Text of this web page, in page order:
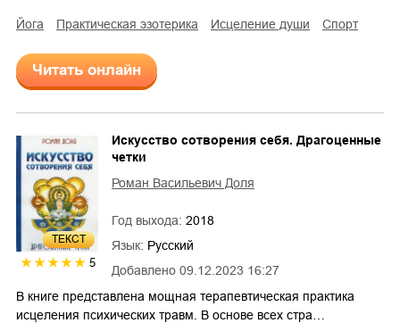
йога практическая эзотерика исцеление души спорт
Читать онлайн
ТЕКСТ
5
Добавлено 09.12.2023 16:27
Искусство сотворения себя. Драгоценные
четки
Роман Васильевич Доля
Год выхода: 2018
Язык: Русский
В книге представлена мощная терапевтическая практика
исцеления психических травм. В основе всех стра…